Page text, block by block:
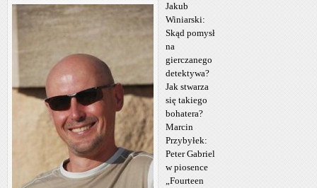
Jakub
Winiarski:
Skąd pomysł
na
gierczanego
detektywa?
Jak stwarza
się takiego
bohatera?
Marcin
Przybyłek:
Peter Gabriel
w piosence
„Fourteen